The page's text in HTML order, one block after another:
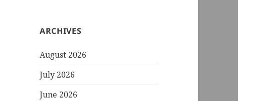
ARCHIVES
August 2026
July 2026
June 2026